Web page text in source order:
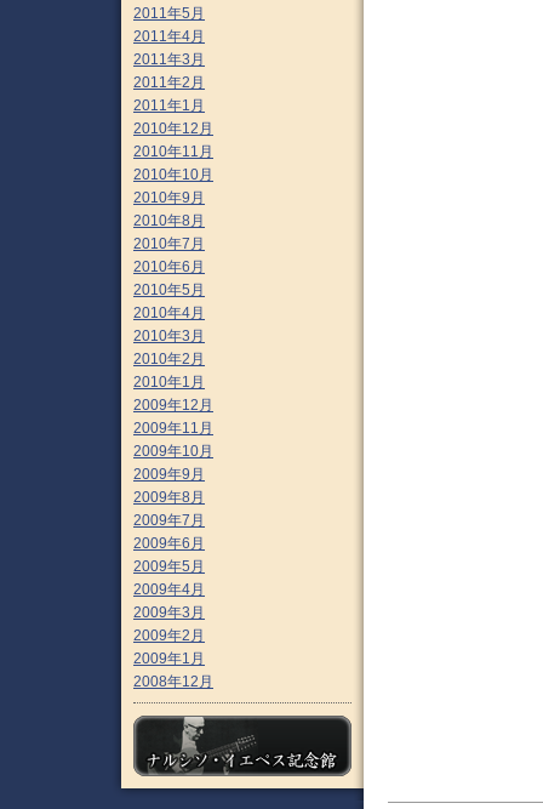
2011年5月
2011年4月
2011年3月
2011年2月
2011年1月
2010年12月
2010年11月
2010年10月
2010年9月
2010年8月
2010年7月
2010年6月
2010年5月
2010年4月
2010年3月
2010年2月
2010年1月
2009年12月
2009年11月
2009年10月
2009年9月
2009年8月
2009年7月
2009年6月
2009年5月
2009年4月
2009年3月
2009年2月
2009年1月
2008年12月